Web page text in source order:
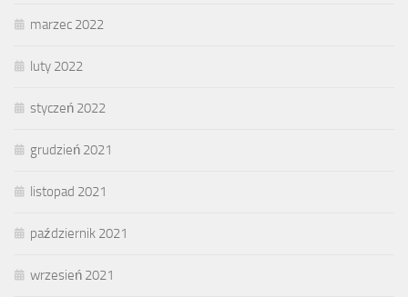
marzec 2022
luty 2022
styczeń 2022
grudzień 2021
listopad 2021
październik 2021
wrzesień 2021